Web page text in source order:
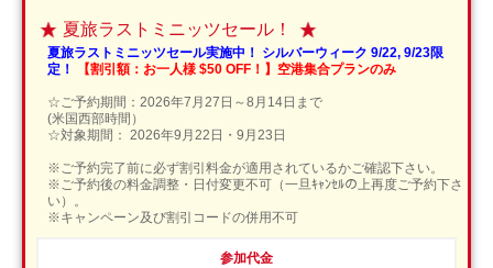
夏旅ラストミニッツセール！
夏旅ラストミニッツセール実施中！ シルバーウィーク 9/22, 9/23限
定！
【割引額：お一人様 $50 OFF！】空港集合プランのみ
☆ご予約期間：2026年7月27日～8月14日まで
(米国西部時間）
☆対象期間： 2026年9月22日・9月23日
※ご予約完了前に必ず割引料金が適用されているかご確認下さい。
※ご予約後の料金調整・日付変更不可（一旦ｷｬﾝｾﾙの上再度ご予約下さ
い）。
※キャンペーン及び割引コードの併用不可
参加代金